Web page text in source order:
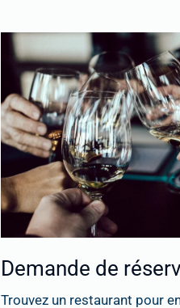
Demande de
Trouvez un restaurant pour